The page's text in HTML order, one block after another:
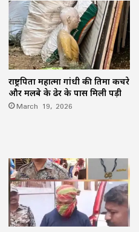
राष्ट्रपिता महात्मा गांधी की प्रतिमा कचरे
और मलबे के ढेर के पास मिली पड़ी
March 19, 2026